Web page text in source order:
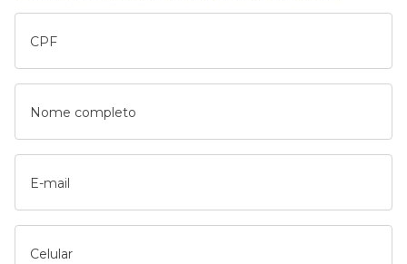
CPF
Nome completo
E-mail
Celular